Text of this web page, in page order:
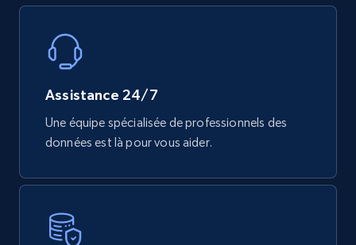
Assistance 24/7
Une équipe spécialisée de professionnels des
données est là pour vous aider.